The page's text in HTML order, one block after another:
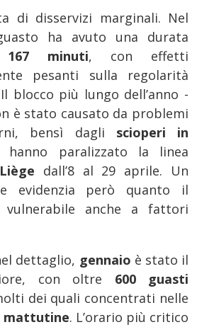
di disservizi marginali. Nel
ha avuto una durata
167 minuti, con effetti
pesanti sulla regolarità
blocco più lungo dell’anno -
è stato causato da problemi
bensì dagli scioperi in
paralizzato la linea
dall’8 al 29 aprile. Un
evidenzia però quanto il
vulnerabile anche a fattori
dettaglio, gennaio è stato il
con oltre 600 guasti
dei quali concentrati nelle
mattutine. L’orario più critico